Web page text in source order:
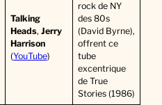
Talking
Heads, Jerry
Harrison
(YouTube)
rock de NY
des 80s
(David Byrne),
offrent ce
tube
excentrique
de True
Stories (1986)